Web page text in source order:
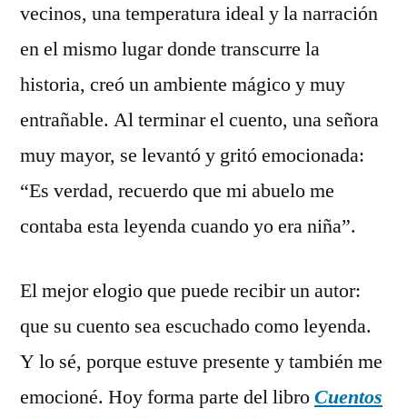
vecinos, una temperatura ideal y la narración
en el mismo lugar donde transcurre la
historia, creó un ambiente mágico y muy
entrañable. Al terminar el cuento, una señora
muy mayor, se levantó y gritó emocionada:
“Es verdad, recuerdo que mi abuelo me
contaba esta leyenda cuando yo era niña”.
El mejor elogio que puede recibir un autor:
que su cuento sea escuchado como leyenda.
Y lo sé, porque estuve presente y también me
emocioné. Hoy forma parte del libroCuentos